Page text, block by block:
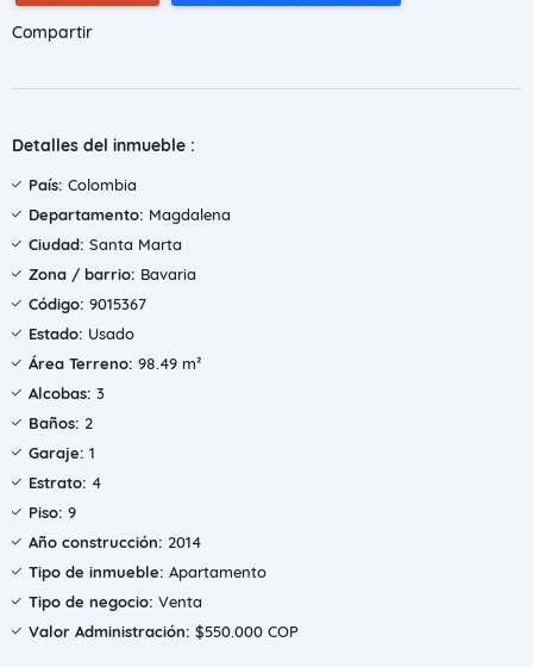
Compartir
Detalles del inmueble :
País: Colombia
Departamento: Magdalena
Ciudad: Santa Marta
Zona / barrio: Bavaria
Código: 9015367
Estado: Usado
Área Terreno: 98.49 m²
Alcobas: 3
Baños: 2
Garaje: 1
Estrato: 4
Piso: 9
Año construcción: 2014
Tipo de inmueble: Apartamento
Tipo de negocio: Venta
Valor Administración: $550.000 COP